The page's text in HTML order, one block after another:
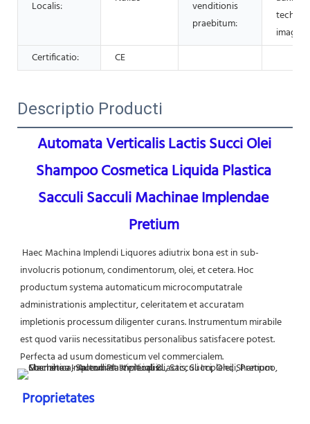
Localis:
venditionis
praebitum:
Certificatio:
CE
Descriptio Producti
Automata Verticalis Lactis Succi Olei
Shampoo Cosmetica Liquida Plastica
Sacculi Sacculi Machinae Implendae
Pretium
Haec Machina Implendi Liquores adiutrix bona est in sub-
involucris potionum, condimentorum, olei, et cetera. Hoc
productum systema automaticum microcomputatrale
administrationis amplectitur, celeritatem et accuratam
impletionis processum diligenter curans. Instrumentum mirabile
est quod variis necessitatibus personalibus satisfacere potest.
Perfecta ad usum domesticum vel commercialem.
Proprietates